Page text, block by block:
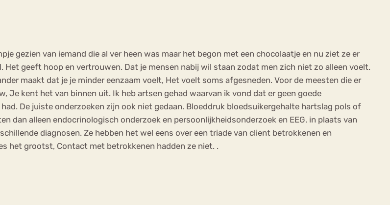
gezien van iemand die al ver heen was maar het begon met een chocolaatje en nu ziet ze er
geeft hoop en vertrouwen. Dat je mensen nabij wil staan zodat men zich niet zo alleen voelt.
maakt dat je je minder eenzaam voelt, Het voelt soms afgesneden. Voor de meesten die er
Je kent het van binnen uit. Ik heb artsen gehad waarvan ik vond dat er geen goede
De juiste onderzoeken zijn ook niet gedaan. Bloeddruk bloedsuikergehalte hartslag pols of
dan alleen endocrinologisch onderzoek en persoonlijkheidsonderzoek en EEG. in plaats van
diagnosen. Ze hebben het wel eens over een triade van client betrokkenen en
het grootst, Contact met betrokkenen hadden ze niet. .